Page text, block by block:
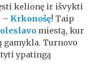
kelionę ir išvykti
– Krkonošę! Taip
miestą, kur
gamykla. Turnovo
ypatingą